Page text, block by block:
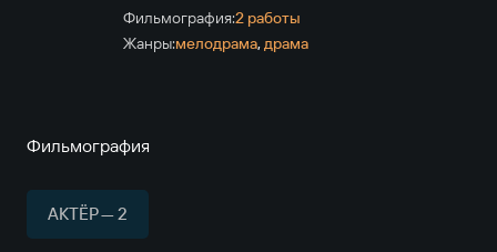
Фильмография:2 работы
Жанры:мелодрама,драма
Фильмография
АКТЁР — 2